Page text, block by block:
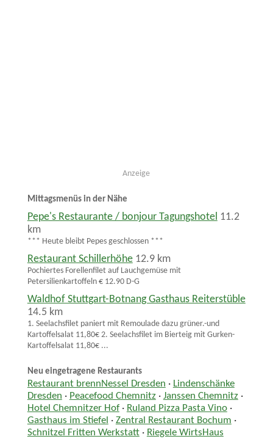
Anzeige
Mittagsmenüs in der Nähe
Pepe's Restaurante / bonjour Tagungshotel 11.2
km
*** Heute bleibt Pepes geschlossen ***
Restaurant Schillerhöhe 12.9 km
Pochiertes Forellenfilet auf Lauchgemüse mit
Petersilienkartoffeln € 12.90 D-G
Waldhof Stuttgart-Botnang Gasthaus Reiterstüble
14.5 km
1. Seelachsfilet paniert mit Remoulade dazu grüner.-und
Kartoffelsalat 11,80€ 2. Seelachsfilet im Bierteig mit Gurken-
Kartoffelsalat 11,80€ ...
Neu eingetragene Restaurants
Restaurant brennNessel Dresden · Lindenschänke
Dresden · Peacefood Chemnitz· Janssen Chemnitz·
Hotel Chemnitzer Hof· Ruland Pizza Pasta Vino·
Gasthaus im Stiefel · Zentral Restaurant Bochum ·
Schnitzel Fritten Werkstatt· Riegele WirtsHaus